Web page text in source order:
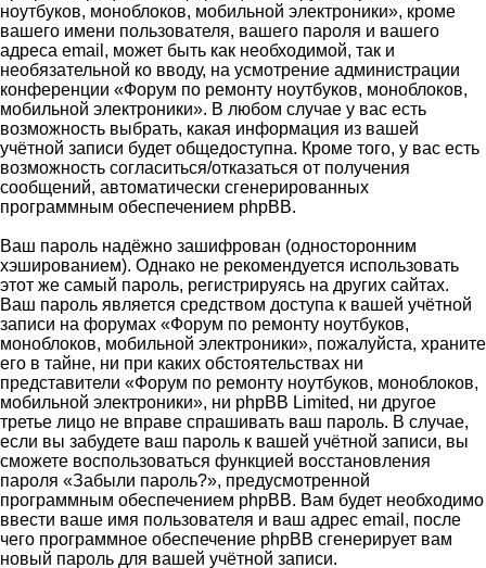
ноутбуков, моноблоков, мобильной электроники», кроме
вашего имени пользователя, вашего пароля и вашего
адреса email, может быть как необходимой, так и
необязательной ко вводу, на усмотрение администрации
конференции «Форум по ремонту ноутбуков, моноблоков,
мобильной электроники». В любом случае у вас есть
возможность выбрать, какая информация из вашей
учётной записи будет общедоступна. Кроме того, у вас есть
возможность согласиться/отказаться от получения
сообщений, автоматически сгенерированных
программным обеспечением phpBB.
Ваш пароль надёжно зашифрован (односторонним
хэшированием). Однако не рекомендуется использовать
этот же самый пароль, регистрируясь на других сайтах.
Ваш пароль является средством доступа к вашей учётной
записи на форумах «Форум по ремонту ноутбуков,
моноблоков, мобильной электроники», пожалуйста, храните
его в тайне, ни при каких обстоятельствах ни
представители «Форум по ремонту ноутбуков, моноблоков,
мобильной электроники», ни phpBB Limited, ни другое
третье лицо не вправе спрашивать ваш пароль. В случае,
если вы забудете ваш пароль к вашей учётной записи, вы
сможете воспользоваться функцией восстановления
пароля «Забыли пароль?», предусмотренной
программным обеспечением phpBB. Вам будет необходимо
ввести ваше имя пользователя и ваш адрес email, после
чего программное обеспечение phpBB сгенерирует вам
новый пароль для вашей учётной записи.